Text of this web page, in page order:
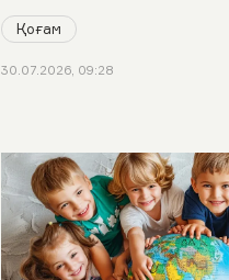
Қоғам
30.07.2026, 09:28